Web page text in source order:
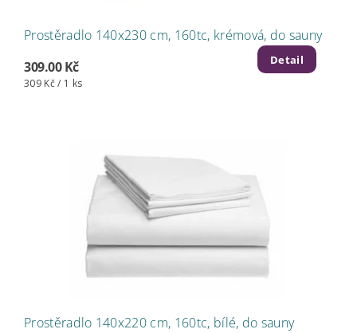
Prostěradlo 140x230 cm, 160tc, krémová, do sauny
309.00 Kč
309 Kč / 1 ks
Detail
Prostěradlo 140x220 cm, 160tc, bílé, do sauny